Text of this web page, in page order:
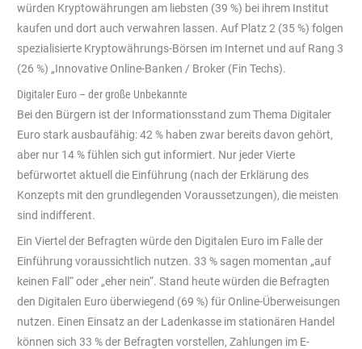
würden Kryptowährungen am liebsten (39 %) bei ihrem Institut
kaufen und dort auch verwahren lassen. Auf Platz 2 (35 %) folgen
spezialisierte Kryptowährungs-Börsen im Internet und auf Rang 3
(26 %) „Innovative Online-Banken / Broker (Fin Techs).
Digitaler Euro – der große Unbekannte
Bei den Bürgern ist der Informationsstand zum Thema Digitaler
Euro stark ausbaufähig: 42 % haben zwar bereits davon gehört,
aber nur 14 % fühlen sich gut informiert. Nur jeder Vierte
befürwortet aktuell die Einführung (nach der Erklärung des
Konzepts mit den grund­legenden Voraussetzungen), die meisten
sind indifferent.
Ein Viertel der Befragten würde den Digitalen Euro im Falle der
Einführung voraussichtlich nutzen. 33 % sagen momentan „auf
keinen Fall“ oder „eher nein“. Stand heute würden die Befragten
den Digitalen Euro überwiegend (69 %) für Online-Überweisungen
nutzen. Einen Einsatz an der Ladenkasse im stationären Handel
können sich 33 % der Befragten vorstel­len, Zahlungen im E-